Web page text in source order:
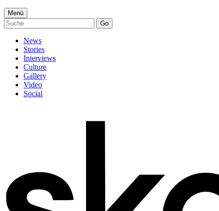
Menü
Go
News
Stories
Interviews
Culture
Gallery
Video
Social